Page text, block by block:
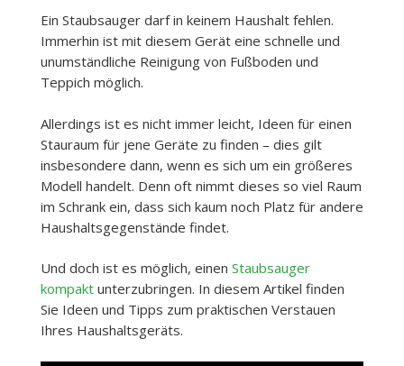
Ein Staubsauger darf in keinem Haushalt fehlen.
Immerhin ist mit diesem Gerät eine schnelle und
unumständliche Reinigung von Fußboden und
Teppich möglich.
Allerdings ist es nicht immer leicht, Ideen für einen
Stauraum für jene Geräte zu finden – dies gilt
insbesondere dann, wenn es sich um ein größeres
Modell handelt. Denn oft nimmt dieses so viel Raum
im Schrank ein, dass sich kaum noch Platz für andere
Haushaltsgegenstände findet.
Und doch ist es möglich, einen Staubsauger
kompakt unterzubringen. In diesem Artikel finden
Sie Ideen und Tipps zum praktischen Verstauen
Ihres Haushaltsgeräts.